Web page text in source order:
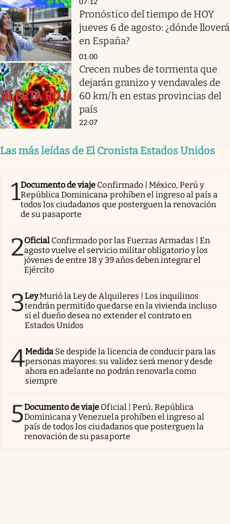
Pronóstico del tiempo de HOY
jueves 6 de agosto: ¿dónde lloverá
en España?
01:00
Crecen nubes de tormenta que
dejarán granizo y vendavales de
60 km/h en estas provincias del
país
22:07
Las más leídas de El Cronista Estados Unidos
1Documento de viaje Confirmado | México, Perú y
República Dominicana prohíben el ingreso al país a
todos los ciudadanos que posterguen la renovación
de su pasaporte
2Oficial Confirmado por las Fuerzas Armadas | En
agosto vuelve el servicio militar obligatorio y los
jóvenes de entre 18 y 39 años deben integrar el
Ejército
3LeyMurió la Ley de Alquileres | Los inquilinos
tendrán permitido quedarse en la vivienda incluso
si el dueño desea no extender el contrato en
Estados Unidos
4Medida Se despide la licencia de conducir para las
personas mayores: su validez será menor y desde
ahora en adelante no podrán renovarla como
siempre
5Documento de viaje Oficial | Perú, República
Dominicana y Venezuela prohíben el ingreso al
país de todos los ciudadanos que posterguen la
renovación de su pasaporte